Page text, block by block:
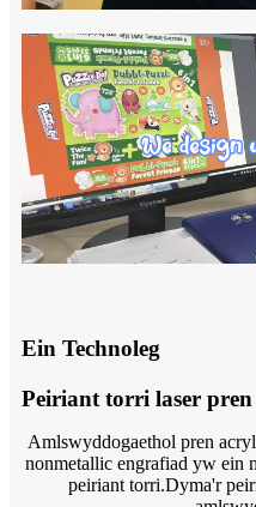
Ein Technoleg
Peiriant torri laser pren
Amlswyddogaethol pren
nonmetallic engrafiad yw ein
peiriant torri.Dyma'r